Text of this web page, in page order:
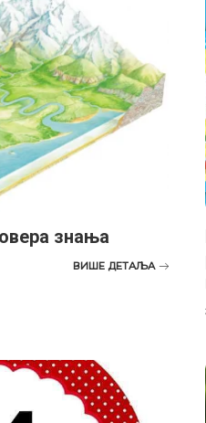
знања
ВИШЕ ДЕТАЉА